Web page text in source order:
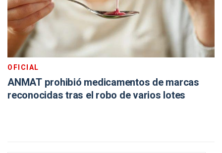
OFICIAL
ANMAT prohibió medicamentos de marcas
reconocidas tras el robo de varios lotes